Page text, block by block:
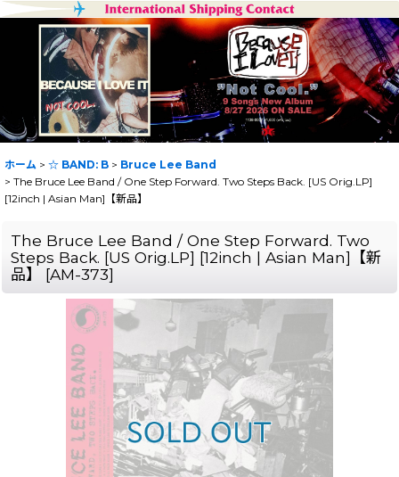
ホーム > ☆ BAND: B > Bruce Lee Band
> The Bruce Lee Band / One Step Forward. Two Steps Back. [US Orig.LP]
[12inch | Asian Man]【新品】
The Bruce Lee Band / One Step Forward. Two
Steps Back. [US Orig.LP] [12inch | Asian Man]【新
品】
[AM-373]